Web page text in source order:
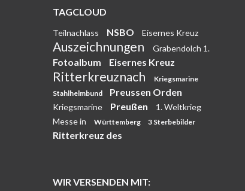
TAGCLOUD
Teilnachlass NSBO Eisernes Kreuz
Auszeichnungen Grabendolch 1.
Fotoalbum Eisernes Kreuz
Ritterkreuznach
Kriegsmarine
Stahlhelmbund
Preussen Orden
Kriegsmarine Preußen
1. Weltkrieg
Messe in
Württemberg 3 Sterbebilder
Ritterkreuz des
WIR VERSENDEN MIT: